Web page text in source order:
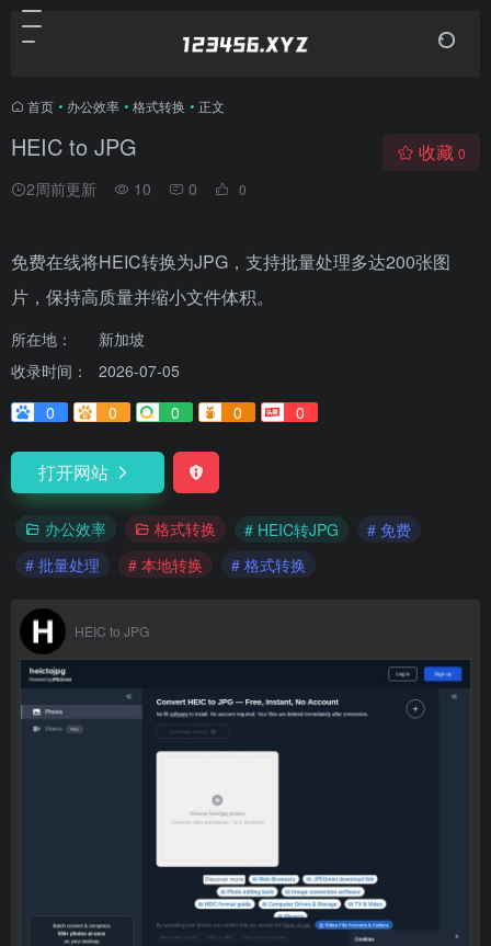
首页 • 办公效率 • 格式转换 • 正文
HEIC to JPG
2周前更新 10 0 0
收藏 0
免费在线将HEIC转换为JPG，支持批量处理多达200张图
片，保持高质量并缩小文件体积。
所在地：
新加坡
收录时间：
2026-07-05
0
0 0 0 0
打开网站
办公效率 格式转换 # HEIC转JPG
# 免费
# 批量处理
# 本地转换 # 格式转换
HEIC to JPG